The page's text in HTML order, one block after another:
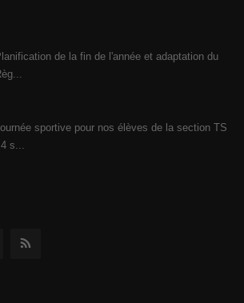
de la fin de l'année et adaptation du
sportive pour nos élèves de la section TS
s...